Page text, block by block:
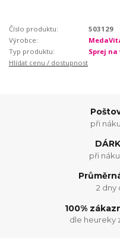
Číslo produktu:
503129
Výrobce:
Typ produktu:
Sprej na
Hlídat cenu / dostupnost
při
při
2 dny
100%
dle heureky